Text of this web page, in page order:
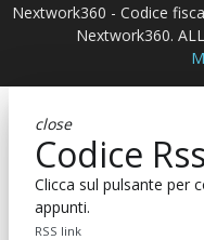
Nextwork360 - Codice
Nextwork360. ALL
close
Codice Rss
Clicca sul pulsante per
appunti.
RSS link